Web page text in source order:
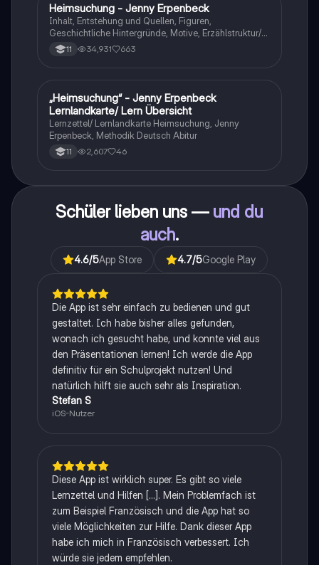
Deutsch
Heimsuchung - Jenny Erpenbeck
Inhalt, Entstehung und Quellen, Figuren,
Geschichtliche Hintergründe, Motive, Erzählstruktur/-
stil 11 34,931 663
Deutsch
„Heimsuchung“ - Jenny Erpenbeck
Lernlandkarte/ Lern Übersicht
Lernzettel/ Lernlandkarte Heimsuchung, Jenny
Erpenbeck, Methodik Deutsch Abitur
11 2,607 46
Schüler lieben uns — und du
auch.
4.6/5App Store 4.7/5Google Play
Die App ist sehr einfach zu bedienen und gut
gestaltet. Ich habe bisher alles gefunden,
wonach ich gesucht habe, und konnte viel aus
den Präsentationen lernen! Ich werde die App
definitiv für ein Schulprojekt nutzen! Und
natürlich hilft sie auch sehr als Inspiration.
Stefan S
iOS-Nutzer
Diese App ist wirklich super. Es gibt so viele
Lernzettel und Hilfen [...]. Mein Problemfach ist
zum Beispiel Französisch und die App hat so
viele Möglichkeiten zur Hilfe. Dank dieser App
habe ich mich in Französisch verbessert. Ich
würde sie jedem empfehlen.